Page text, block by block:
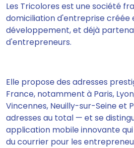
Les Tricolores est une société
domiciliation d'entreprise créée
développement, et déjà
d'entrepreneurs.
Elle propose des adresses
France, notamment à Paris,
Vincennes, Neuilly-sur-Seine et
adresses au total — et se
application mobile innovante
du courrier pour les